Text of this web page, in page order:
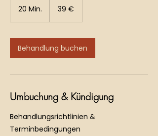
20 Min.
i
n
.
39 €
Behandlung buchen
Umbuchung & Kündigung
Behandlungsrichtlinien &
Terminbedingungen